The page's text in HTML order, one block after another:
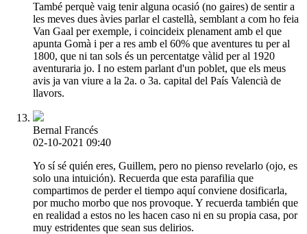
També perquè vaig tenir alguna ocasió (no gaires) de sentir a
les meves dues àvies parlar el castellà, semblant a com ho feia
Van Gaal per exemple, i coincideix plenament amb el que
apunta Gomà i per a res amb el 60% que aventures tu per al
1800, que ni tan sols és un percentatge vàlid per al 1920
aventuraria jo. I no estem parlant d'un poblet, que els meus
avis ja van viure a la 2a. o 3a. capital del País Valencià de
llavors.
Bernal Francés
02-10-2021 09:40
Yo sí sé quién eres, Guillem, pero no pienso revelarlo (ojo, es
solo una intuición). Recuerda que esta parafilia que
compartimos de perder el tiempo aquí conviene dosificarla,
por mucho morbo que nos provoque. Y recuerda también que
en realidad a estos no les hacen caso ni en su propia casa, por
muy estridentes que sean sus delirios.